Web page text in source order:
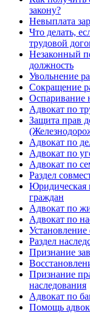
закону?
Невыплата
Что делать,
трудовой
Незаконный
должность
Увольнение
Сокращение
Оспаривание
Адвокат по
Защита прав
Адвокат по
Адвокат по
Адвокат по
Раздел
Юридическая
граждан
Адвокат по
Адвокат по
Установление
Раздел
Признание
Признание
наследования
Адвокат по
Помощь